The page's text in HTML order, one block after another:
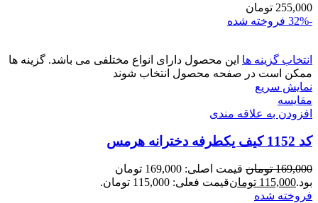
255,000 تومان
-32%
فروخته شده
انتخاب گزینه ها این محصول دارای انواع مختلفی می باشد. گزینه ها
ممکن است در صفحه محصول انتخاب شوند
نمایش سریع
مقايسه
افزودن به علاقه مندی
کد 1152 کیف یکطرفه دخترانه هرمس
169,000 تومان
قیمت اصلی: 169,000 تومان
بود.115,000 تومانقیمت فعلی: 115,000 تومان.
فروخته شده